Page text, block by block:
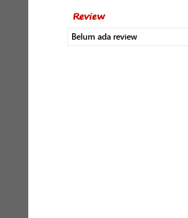
Review
Belum ada review